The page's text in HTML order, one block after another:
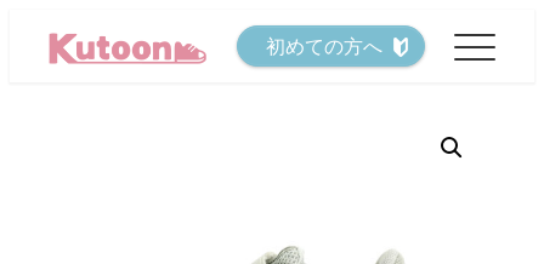
初めての方へ